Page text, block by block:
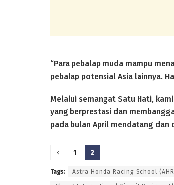
“Para pebalap muda mampu
pebalap potensial Asia lainnya.
Melalui semangat Satu Hati,
yang berprestasi dan
pada bulan April mendatang dan
1 2
Tags: Astra Honda Racing School